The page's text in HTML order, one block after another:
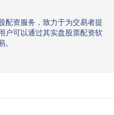
配资服务，致力于为交易者提
户可以通过其实盘股票配资软